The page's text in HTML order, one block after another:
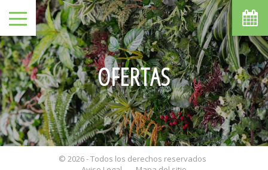
OFERTAS
© 2026 - Todos los derechos reservados